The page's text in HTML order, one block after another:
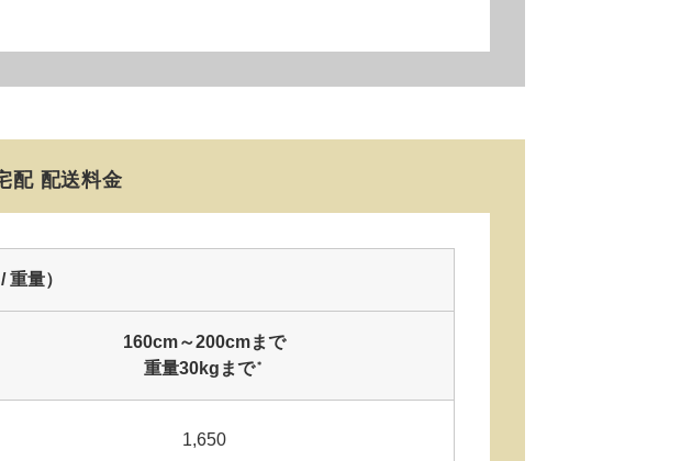
配 配送料金
量）
160cm～200cmまで
重量30kgまで＊
1,650